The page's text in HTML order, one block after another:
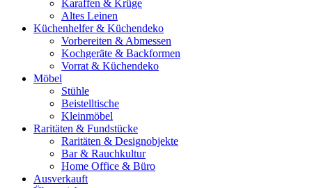
Karaffen & Krüge
Altes Leinen
Küchenhelfer & Küchendeko
Vorbereiten & Abmessen
Kochgeräte & Backformen
Vorrat & Küchendeko
Möbel
Stühle
Beistelltische
Kleinmöbel
Raritäten & Fundstücke
Raritäten & Designobjekte
Bar & Rauchkultur
Home Office & Büro
Ausverkauft